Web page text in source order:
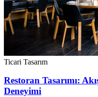
Ticari Tasarım
Restoran Tasarımı:
Deneyimi